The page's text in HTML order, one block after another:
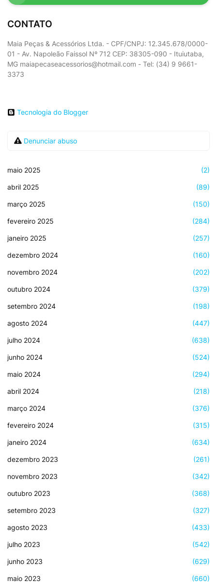
CONTATO
Maia Peças & Acessórios Ltda. - CPF/CNPJ: 12.345.678/0000-
01 - Av. Napoleão Faissol Nº 712 CEP: 38305-090 - Ituiutaba,
MG maiapecaseacessorios@hotmail.com - Tel: (34) 9 9661-
3373
Tecnologia do Blogger
Denunciar abuso
maio 2025 (2)
abril 2025 (89)
março 2025 (150)
fevereiro 2025 (284)
janeiro 2025 (257)
dezembro 2024 (160)
novembro 2024 (202)
outubro 2024 (379)
setembro 2024 (198)
agosto 2024 (447)
julho 2024 (638)
junho 2024 (524)
maio 2024 (294)
abril 2024 (218)
março 2024 (376)
fevereiro 2024 (315)
janeiro 2024 (634)
dezembro 2023 (261)
novembro 2023 (342)
outubro 2023 (368)
setembro 2023 (327)
agosto 2023 (433)
julho 2023 (542)
junho 2023 (629)
maio 2023 (660)